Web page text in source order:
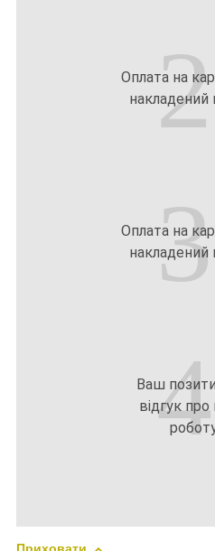
2
Оплата на
накладений
3
Оплата на
накладений
4
Ваш
відгук